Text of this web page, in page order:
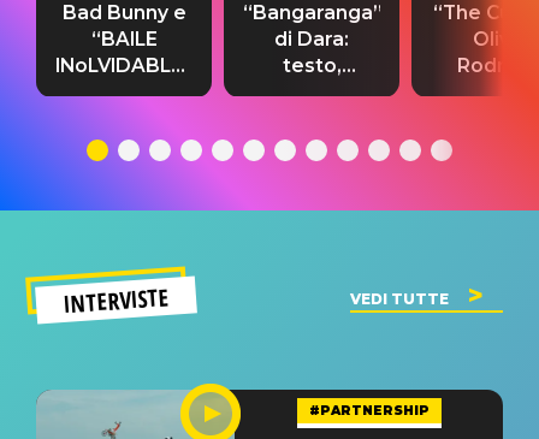
Bad Bunny e
“BAILE
INoLVIDABLE”:
testo,
significato
“Bangaranga”
di Dara:
testo,
traduzione e
del singolo
“The
Olivia
testo,
INTERVISTE VEDI TUTTE
#PARTNERSHIP